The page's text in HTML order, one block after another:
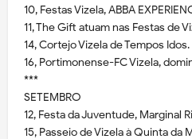
10, Festas Vizela, ABBA
11, The Gift atuam nas Festas de
14, Cortejo Vizela de Tempos Idos.
16, Portimonense-FC Vizela,
***
SETEMBRO
12, Festa da Juventude, Marginal
15, Passeio de Vizela à Quinta da